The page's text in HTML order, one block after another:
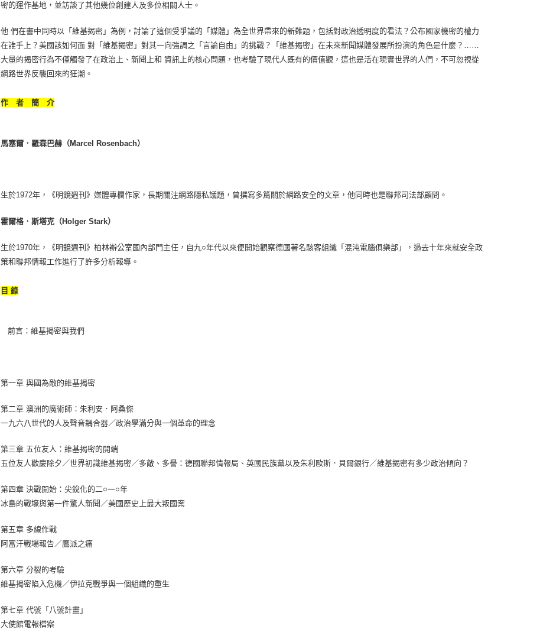
密的運作基地，並訪談了其他幾位創建人及多位相關人士。
他 們在書中同時以「維基揭密」為例，討論了這個受爭議的「媒體」為全世界帶來的新難題，包括對政治透明度的看法？公布國家機密的權力
在誰手上？美國該如何面 對「維基揭密」對其一向強調之「言論自由」的挑戰？「維基揭密」在未來新聞媒體發展所扮演的角色是什麼？……
大量的揭密行為不僅觸發了在政治上、新聞上和 資訊上的核心問題，也考驗了現代人既有的價值觀，這也是活在現實世界的人們，不可忽視從
網路世界反襲回來的狂潮。
作 者 簡 介
馬塞爾．羅森巴赫（Marcel Rosenbach）
生於1972年，《明鏡週刊》媒體專欄作家，長期關注網路隱私議題，曾撰寫多篇關於網路安全的文章，他同時也是聯邦司法部顧問。
霍爾格．斯塔克（Holger Stark）
生於1970年，《明鏡週刊》柏林辦公室國內部門主任，自九○年代以來便開始觀察德國著名駭客組織「混沌電腦俱樂部」，過去十年來就安全政
策和聯邦情報工作進行了許多分析報導。
目 錄
前言：維基揭密與我們
第一章 與國為敵的維基揭密
第二章 澳洲的魔術師：朱利安．阿桑傑
一九六八世代的人及聲音耦合器／政治學滿分與一個革命的理念
第三章 五位友人：維基揭密的開端
五位友人歡慶除夕／世界初識維基揭密／多敵、多譽：德國聯邦情報局、英國民族黨以及朱利歐斯．貝爾銀行／維基揭密有多少政治傾向？
第四章 決戰開始：尖銳化的二○一○年
冰島的戰壕與第一件驚人新聞／美國歷史上最大叛國案
第五章 多線作戰
阿富汗戰場報告／鷹派之痛
第六章 分裂的考驗
維基揭密陷入危機／伊拉克戰爭與一個組織的重生
第七章 代號「八號計畫」
大使館電報檔案